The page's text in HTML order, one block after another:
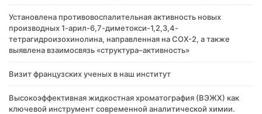
Установлена противовоспалительная активность новых
производных 1-арил-6,7-диметокси-1,2,3,4-
тетрагидроизохинолина, направленная на COX-2, а также
выявлена взаимосвязь «структура–активность»
Визит французских ученых в наш институт
Высокоэффективная жидкостная хроматография (ВЭЖХ) как
ключевой инструмент современной аналитической химии.